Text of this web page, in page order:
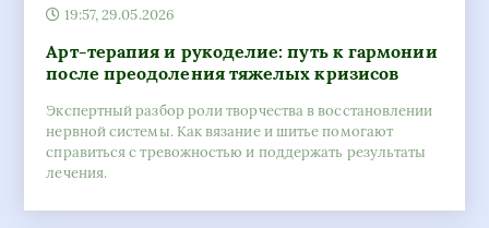
19:57, 29.05.2026
Арт-терапия и рукоделие: путь к гармонии
после преодоления тяжелых кризисов
Экспертный разбор роли творчества в восстановлении
нервной системы. Как вязание и шитье помогают
справиться с тревожностью и поддержать результаты
лечения.